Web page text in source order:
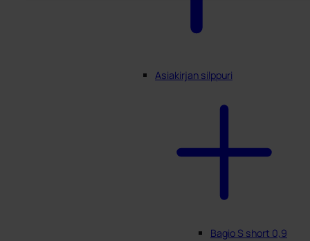
Asiakirjan silppuri
Bagio S short 0,9